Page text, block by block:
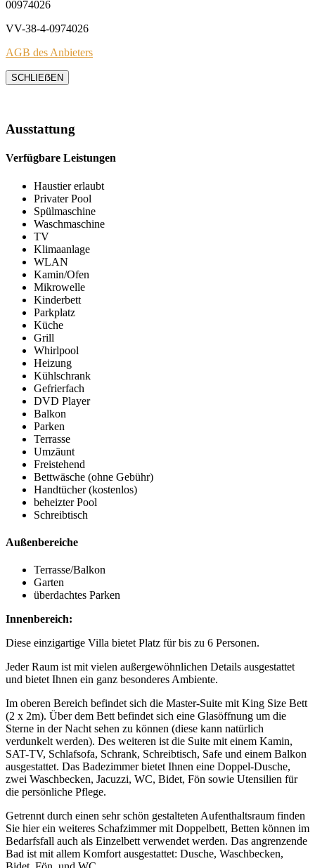
00974026
VV-38-4-0974026
AGB des Anbieters
SCHLIEẞEN
Ausstattung
Verfügbare Leistungen
Haustier erlaubt
Privater Pool
Spülmaschine
Waschmaschine
TV
Klimaanlage
WLAN
Kamin/Ofen
Mikrowelle
Kinderbett
Parkplatz
Küche
Grill
Whirlpool
Heizung
Kühlschrank
Gefrierfach
DVD Player
Balkon
Parken
Terrasse
Umzäunt
Freistehend
Bettwäsche (ohne Gebühr)
Handtücher (kostenlos)
beheizter Pool
Schreibtisch
Außenbereiche
Terrasse/Balkon
Garten
überdachtes Parken
Innenbereich:
Diese einzigartige Villa bietet Platz für bis zu 6 Personen.
Jeder Raum ist mit vielen außergewöhnlichen Details ausgestattet
und bietet Ihnen ein ganz besonderes Ambiente.
Im oberen Bereich befindet sich die Master-Suite mit King Size Bett
(2 x 2m). Über dem Bett befindet sich eine Glasöffnung um die
Sterne in der Nacht sehen zu können (diese kann natürlich
verdunkelt werden). Des weiteren ist die Suite mit einem Kamin,
SAT-TV, Schlafsofa, Schrank, Schreibtisch, Safe und einem Balkon
ausgestattet. Das Badezimmer bietet Ihnen eine Doppel-Dusche,
zwei Waschbecken, Jacuzzi, WC, Bidet, Fön sowie Utensilien für
die persönliche Pflege.
Getrennt durch einen sehr schön gestalteten Aufenthaltsraum finden
Sie hier ein weiteres Schafzimmer mit Doppelbett, Betten können im
Bedarfsfall auch als Einzelbett verwendet werden. Das angrenzende
Bad ist mit allem Komfort ausgestattet: Dusche, Waschbecken,